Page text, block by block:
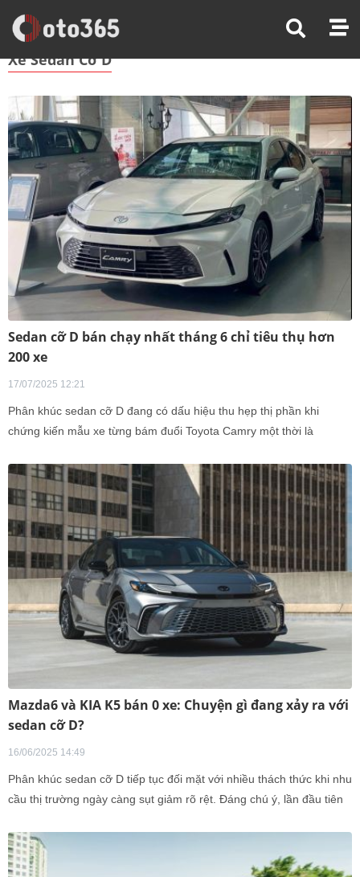
Trang Chủ Xe Sedan Cỡ D
Xe Sedan Cỡ D
Sedan cỡ D bán chạy nhất tháng 6 chỉ tiêu thụ hơn
200 xe
17/07/2025 12:21
Phân khúc sedan cỡ D đang có dấu hiệu thu hẹp thị phần khi
chứng kiến mẫu xe từng bám đuổi Toyota Camry một thời là
Mazda6 và KIA K5 bán 0 xe: Chuyện gì đang xảy ra với
sedan cỡ D?
16/06/2025 14:49
Phân khúc sedan cỡ D tiếp tục đối mặt với nhiều thách thức khi nhu
cầu thị trường ngày càng sụt giảm rõ rệt. Đáng chú ý, lần đầu tiên
nào trong tháng, cho thấy mức độ "tụt dốc" đáng lo ngại của hai
mẫu xe vốn từng được xem là lựa chọn hàng đầu trong phân khúc.